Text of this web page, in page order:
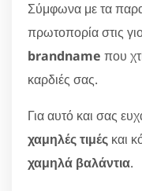
Σύμφωνα με τα
πρωτοπορία στις
brandname που
καρδιές σας.
Για αυτό και σας
χαμηλές τιμές και
χαμηλά βαλάντια.